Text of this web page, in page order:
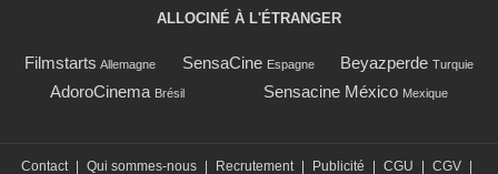
ALLOCINÉ À L'ÉTRANGER
Filmstarts Allemagne SensaCine Espagne Beyazperde Turquie
AdoroCinema Brésil Sensacine México Mexique
Contact | Qui sommes-nous | Recrutement | Publicité | CGU | CGV |